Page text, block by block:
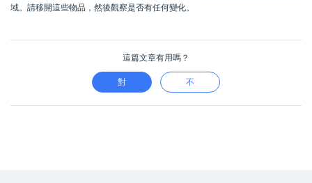
域。請移開這些物品，然後觀察是否有任何變化。
這篇文章有用嗎？
對 不